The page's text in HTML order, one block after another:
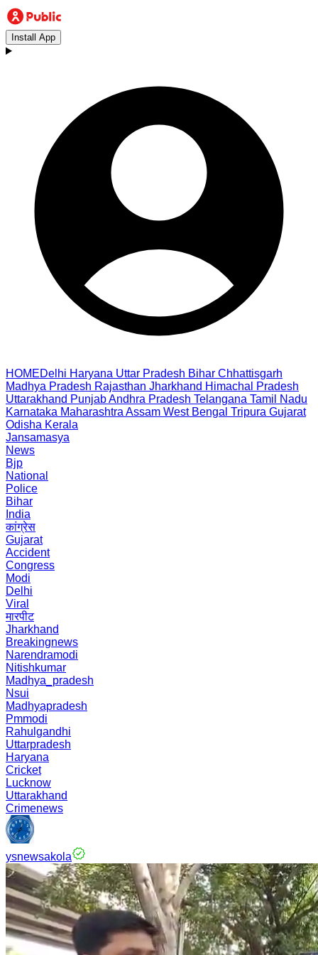
Install App
HOMEDelhi Haryana Uttar Pradesh Bihar Chhattisgarh
Madhya Pradesh Rajasthan Jharkhand Himachal Pradesh
Uttarakhand PunjabAndhra Pradesh Telangana Tamil Nadu
Karnataka Maharashtra Assam West Bengal Tripura Gujarat
Odisha Kerala
Jansamasya
News
Bjp
National
Police
Bihar
India
कांग्रेस
Gujarat
Accident
Congress
Modi
Delhi
Viral
मारपीट
Jharkhand
Breakingnews
Narendramodi
Nitishkumar
Madhya_pradesh
Nsui
Madhyapradesh
Pmmodi
Rahulgandhi
Uttarpradesh
Haryana
Cricket
Lucknow
Uttarakhand
Crimenews
ysnewsakola